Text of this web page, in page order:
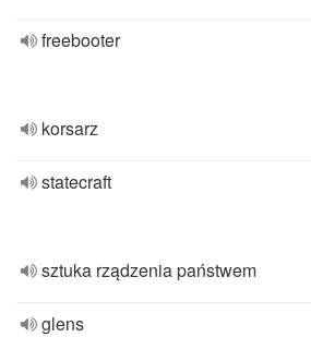
freebooter
korsarz
statecraft
sztuka rządzenia państwem
glens